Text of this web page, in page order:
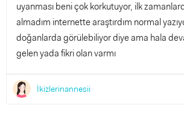
uyanması beni çok korkutuyor, ilk
almadım internette araştırdım normal
doğanlarda görülebiliyor diye ama hala
gelen yada fikri olan varmı
İkizlerinannesii